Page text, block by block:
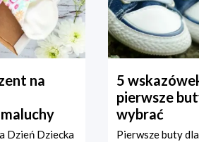
na
Dzień Dziecka
5
pierwsze
wybrać
Pierwsze buty